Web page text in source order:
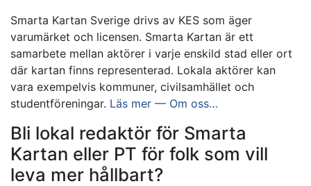
Smarta Kartan Sverige drivs av KES som äger
varumärket och licensen. Smarta Kartan är ett
samarbete mellan aktörer i varje enskild stad eller ort
där kartan finns representerad. Lokala aktörer kan
vara exempelvis kommuner, civilsamhället och
studentföreningar. Läs mer — Om oss…
Bli lokal redaktör för Smarta
Kartan eller PT för folk som vill
leva mer hållbart?